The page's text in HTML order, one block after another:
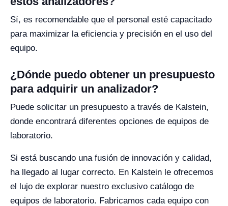
Sí, es recomendable que el personal esté capacitado
para maximizar la eficiencia y precisión en el uso del
equipo.
¿Dónde puedo obtener un presupuesto
para adquirir un analizador?
Puede solicitar un presupuesto a través de Kalstein,
donde encontrará diferentes opciones de equipos de
laboratorio.
Si está buscando una fusión de innovación y calidad,
ha llegado al lugar correcto. En Kalstein le ofrecemos
el lujo de explorar nuestro exclusivo catálogo de
equipos de laboratorio. Fabricamos cada equipo con